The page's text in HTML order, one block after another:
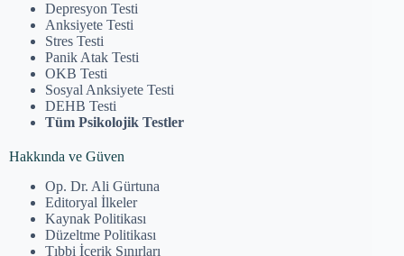
Depresyon Testi
Anksiyete Testi
Stres Testi
Panik Atak Testi
OKB Testi
Sosyal Anksiyete Testi
DEHB Testi
Tüm Psikolojik Testler
Hakkında ve Güven
Op. Dr. Ali Gürtuna
Editoryal İlkeler
Kaynak Politikası
Düzeltme Politikası
Tıbbi İçerik Sınırları